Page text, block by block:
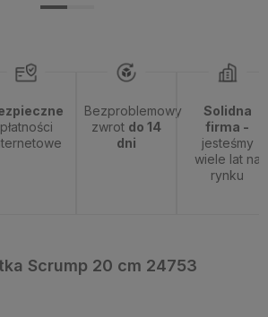
płatności
Bezproblemowy
zwrot do 14
dni
Solidna
firma -
jesteśmy
wiele lat na
rynku
Scrump 20 cm 24753